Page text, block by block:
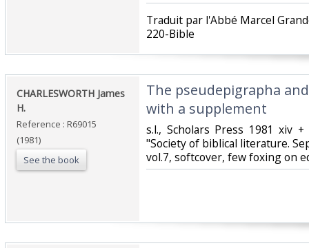
‎Traduit par l'Abbé Marcel
220-Bible‎
‎CHARLESWORTH James
H.‎
Reference : R69015
(1981)
See the book
‎The pseudepigrapha
with a supplement‎
‎s.l., Scholars Press 1981 xiv
"Society of biblical literature.
vol.7, softcover, few foxing on